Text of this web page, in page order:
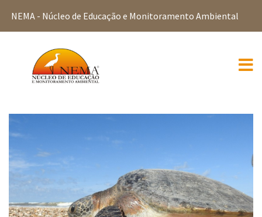
NEMA - Núcleo de Educação e Monitoramento Ambiental